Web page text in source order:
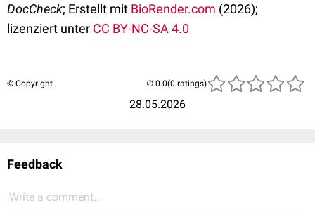
DocCheck; Erstellt mit BioRender.com (2026);
lizenziert unter CC BY-NC-SA 4.0
© Copyright
28.05.2026
(0 ratings)
Feedback
Write a comment...